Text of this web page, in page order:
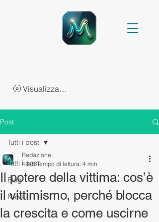
Visualizza punti
Post
Tutti i post
Blog
News
Tutti i post
Il potere della vittima: cos’è
il vittimismo, perché blocca
la crescita e come uscirne
Redazione
4 feb Tempo di lettura: 4 min